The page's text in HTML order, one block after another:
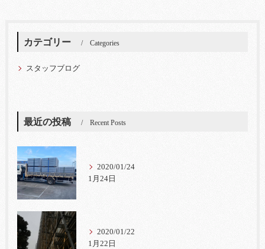
カテゴリー Categories
スタッフブログ
最近の投稿 Recent Posts
2020/01/24
1月24日
2020/01/22
1月22日